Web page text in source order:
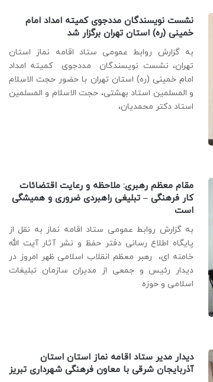
نشست نویسندگان مددجوی کمیته امداد امام
خمینی (ره) استان تهران برگزار شد
به گزارش روابط عمومی ستاد اقامه نماز استان
تهران، نشست نویسندگان مددجوی کمیته امداد
امام خمینی (ره) استان تهران با حضور حجت الاسلام
و المسلمین استاد بهشتی، حجت الاسلام و المسلمین
استاد دکتر محمدیان،
مقام معظم رهبری: ملاحظه و رعایت اقتضائات
کار فرهنگی – تبلیغی راهبردی ضروری و همیشگی
است
به گزارش روابط عمومی ستاد اقامه نماز به نقل از
پایگاه اطلاع رسانی دفتر حفظ و نشر آثار آیت الله
خامنه ای، رهبر معظم انقلاب اسلامی ظهر امروز در
دیدار رئیس و جمعی از مدیران سازمان تبلیغات
اسلامی و حوزه
دیدار مدیر ستاد اقامه نماز استان استان
آذربایجان شرقی با معاون فرهنگی شهرداری تبریز